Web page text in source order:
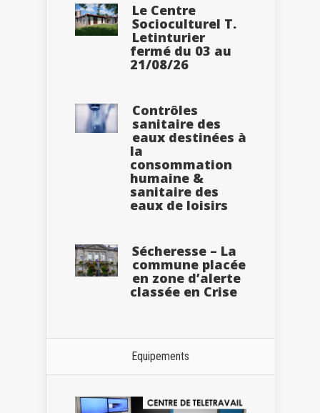
Le Centre
Socioculturel T.
Letinturier
fermé du 03 au
21/08/26
Contrôles
sanitaire des
eaux destinées à
la
consommation
humaine &
sanitaire des
eaux de loisirs
Sécheresse – La
commune placée
en zone d’alerte
classée en Crise
Equipements